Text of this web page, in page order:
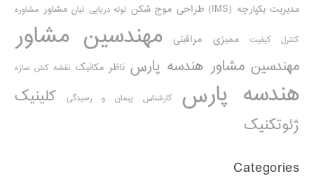
مدیریت یکپارچه (IMS)
طراحی موج شکن لوله دریایی لیان مشاور مشاوره
کنترل کیفیت ممیزی مراقبتی مهندسین مشاور
مهندسین مشاور هندسه پارس ناظر مکانیک نقشه کش سازه
هندسه پارس کارشناس پیمان و رسیدگی
کلینیک
ژئوتکنیک
Categories